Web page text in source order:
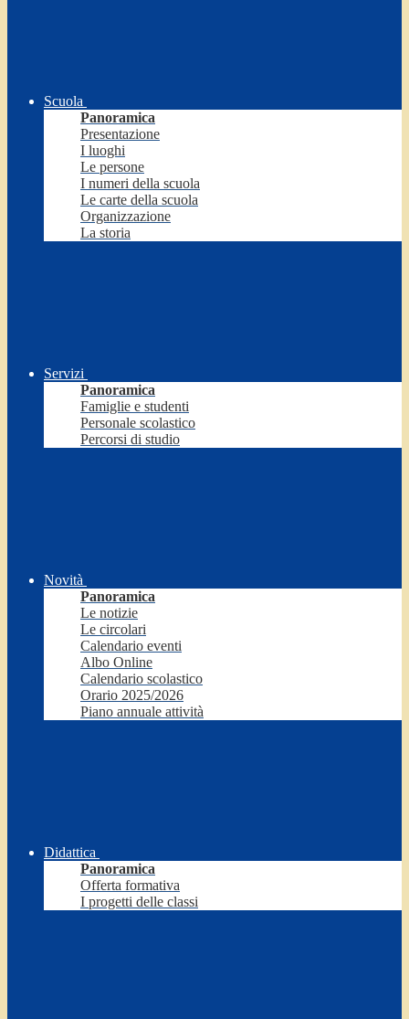
Scuola
Panoramica
Presentazione
I luoghi
Le persone
I numeri della scuola
Le carte della scuola
Organizzazione
La storia
Servizi
Panoramica
Famiglie e studenti
Personale scolastico
Percorsi di studio
Novità
Panoramica
Le notizie
Le circolari
Calendario eventi
Albo Online
Calendario scolastico
Orario 2025/2026
Piano annuale attività
Didattica
Panoramica
Offerta formativa
I progetti delle classi